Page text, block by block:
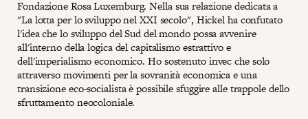
Fondazione Rosa Luxemburg. Nella sua relazione dedicata a
"La lotta per lo sviluppo nel XXI secolo", Hickel ha confutato
l'idea che lo sviluppo del Sud del mondo possa avvenire
all'interno della logica del capitalismo estrattivo e
dell'imperialismo economico. Ho sostenuto invec che solo
attraverso movimenti per la sovranità economica e una
transizione eco-socialista è possibile sfuggire alle trappole dello
sfruttamento neocoloniale.